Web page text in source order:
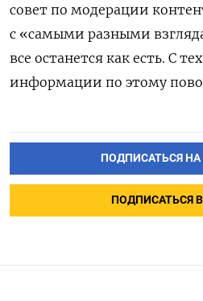
совет по модерации
с «самыми разными
все останется как есть. С
информации по этому
ПОДПИСАТЬСЯ НА
ПОДПИСАТЬСЯ В